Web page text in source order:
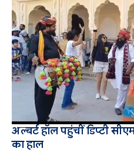
अल्बर्ट हॉल पहुंचीं डिप्टी
का हाल